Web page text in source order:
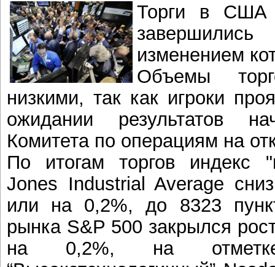
Торги в США
изменением
Объемы
низкими, так как игроки
ожидании результатов
Комитета по операциям на
По итогам торгов индекс
Jones Industrial Average
или на 0,2%, до 8323
рынка S&P 500 закрылся
на 0,2%, на